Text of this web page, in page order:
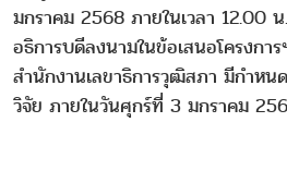
มกราคม 2568 ภายในเวลา 12.00
อธิการบดีลงนามในข้อเสนอโครงกา
สำนักงานเลขาธิการวุฒิสภา มีกำหน
วิจัย ภายในวันศุกร์ที่ 3 มกราคม